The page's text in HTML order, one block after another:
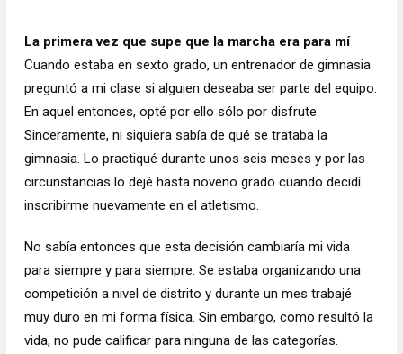
La primera vez que supe que la marcha era para mí
Cuando estaba en sexto grado, un entrenador de gimnasia
preguntó a mi clase si alguien deseaba ser parte del equipo.
En aquel entonces, opté por ello sólo por disfrute.
Sinceramente, ni siquiera sabía de qué se trataba la
gimnasia. Lo practiqué durante unos seis meses y por las
circunstancias lo dejé hasta noveno grado cuando decidí
inscribirme nuevamente en el atletismo.
No sabía entonces que esta decisión cambiaría mi vida
para siempre y para siempre. Se estaba organizando una
competición a nivel de distrito y durante un mes trabajé
muy duro en mi forma física. Sin embargo, como resultó la
vida, no pude calificar para ninguna de las categorías.